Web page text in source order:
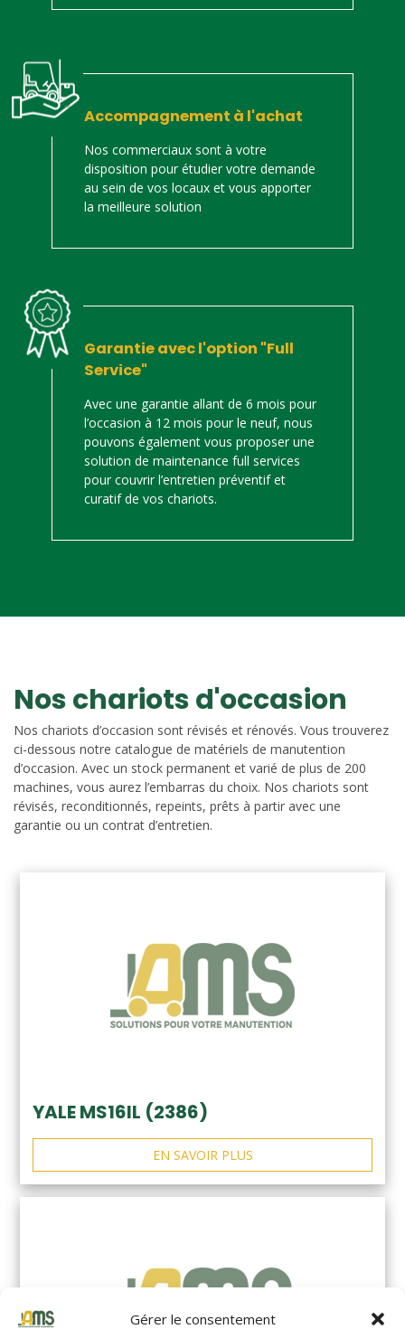
Gérer le consentement
Accompagnement à l'achat
Nos commerciaux sont à votre
disposition pour étudier votre demande
au sein de vos locaux et vous apporter
la meilleure solution
Garantie avec l'option "Full
Service"
Avec une garantie allant de 6 mois pour
l’occasion à 12 mois pour le neuf, nous
pouvons également vous proposer une
solution de maintenance full services
pour couvrir l’entretien préventif et
curatif de vos chariots.
Nos chariots d'occasion
Nos chariots d’occasion sont révisés et rénovés. Vous trouverez
ci-dessous notre catalogue de matériels de manutention
d’occasion. Avec un stock permanent et varié de plus de 200
machines, vous aurez l’embarras du choix. Nos chariots sont
révisés, reconditionnés, repeints, prêts à partir avec une
garantie ou un contrat d’entretien.
YALE MS16IL (2386)
EN SAVOIR PLUS